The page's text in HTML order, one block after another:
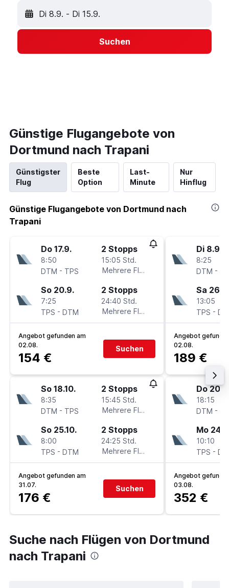
Di 8.9. - Di 15.9.
Suchen
Günstige Flugangebote von
Dortmund nach Trapani
Günstigster
Flug
Beste
Option
Last-
Minute
Nur
Hinflug
Günstige Flugangebote von Dortmund nach
Trapani
Do 17.9.
8:50
DTM - TPS
2 Stopps
15:05 Std.
Mehrere Fluglinien
So 20.9.
7:25
TPS - DTM
2 Stopps
24:40 Std.
Mehrere Fluglinien
Angebot gefunden am
02.08.
154 €
Suchen
So 18.10.
8:35
DTM - TPS
2 Stopps
15:45 Std.
Mehrere Fluglinien
So 25.10.
8:00
TPS - DTM
2 Stopps
24:25 Std.
Mehrere Fluglinien
Angebot gefunden am
31.07.
176 €
Suchen
Di 8.9.
8:25
DTM -
Sa 26.9.
13:05
TPS -
Angebot
02.08.
189 €
Do
18:15
DTM -
Mo
10:10
TPS -
Angebot
03.08.
352 €
Suche nach Flügen von Dortmund
nach Trapani